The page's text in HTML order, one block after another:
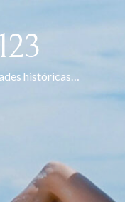
históricas…